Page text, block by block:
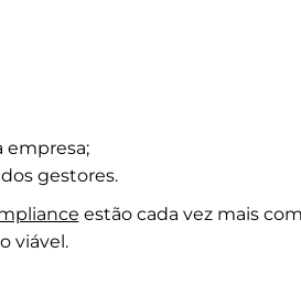
empresa;
gestores.
estão cada vez mais
viável.